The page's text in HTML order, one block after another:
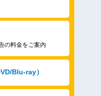
の料金をご案内
Blu-ray）